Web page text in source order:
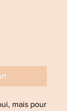
mais pour